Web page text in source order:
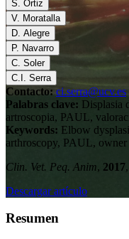
S. Ortiz
V. Moratalla
D. Alegre
P. Navarro
C. Soler
C.I. Serra
Contacto: ci.serra@ucv.es
Palabras clave: Displasia
artroscopia, PAUL,
Keywords: Elbow
arthroscopy, PAUL, owner
Clin. Vet. Peq. Anim, 2017
Descargar artículo
Resumen